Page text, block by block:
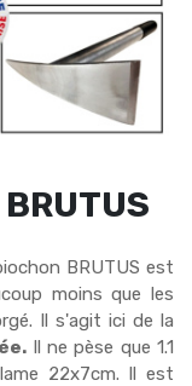
BRUTUS est
moins que les
Il s'agit ici de la
Il ne pèse que 1.1
22x7cm. Il est